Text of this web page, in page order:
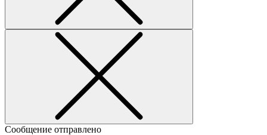
Сообщение отправлено